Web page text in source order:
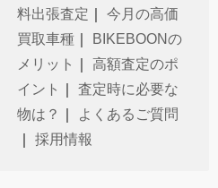
料出張査定
今月の高価
買取車種
BIKEBOONの
メリット
高額査定のポ
イント
査定時に必要な
物は？
よくあるご質問
採用情報